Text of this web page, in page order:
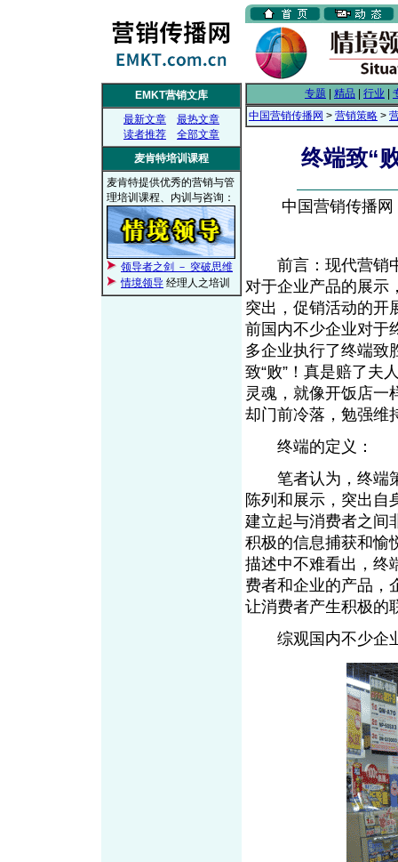
EMKT营销文库
最新文章
最热文章
读者推荐
全部文章
麦肯特培训课程
麦肯特提供优秀的营销与管
理培训课程、内训与咨询：
领导者之剑 － 突破思维
情境领导 经理人之培训
专题 精品 行业
中国营销传播网 > 营销策略 >
终端致“
中国营销传播
前言：现代营销中
对于企业产品的展示
突出，促销活动的开
前国内不少企业对于
多企业执行了终端致
致“败”！真是赔了夫
灵魂，就像开饭店一
却门前冷落，勉强
终端的定义：
笔者认为，终端策
陈列和展示，突出自
建立起与消费者之间
积极的信息捕获和愉
描述中不难看出，终
费者和企业的产品，
让消费者产生积极
综观国内不少企